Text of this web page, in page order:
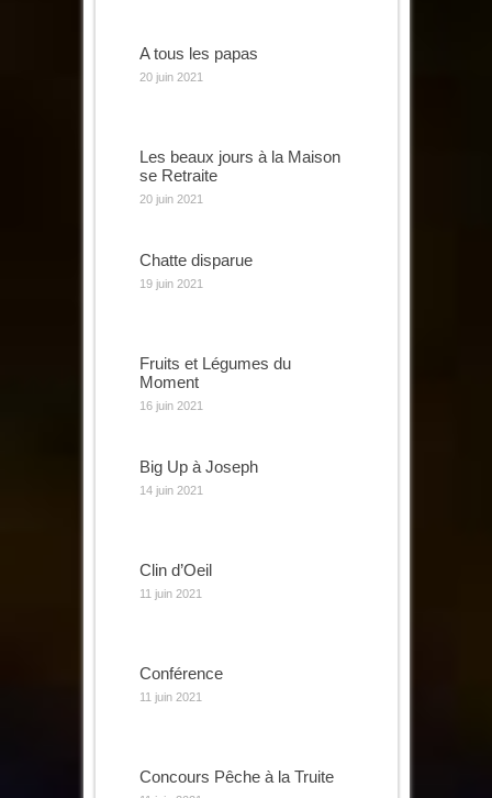
A tous les papas
20 juin 2021
Les beaux jours à la Maison
se Retraite
20 juin 2021
Chatte disparue
19 juin 2021
Fruits et Légumes du
Moment
16 juin 2021
Big Up à Joseph
14 juin 2021
Clin d’Oeil
11 juin 2021
Conférence
11 juin 2021
Concours Pêche à la Truite